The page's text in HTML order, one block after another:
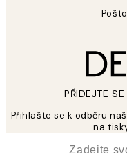
PŘIDEJTE
Přihlašte se k odběru
na